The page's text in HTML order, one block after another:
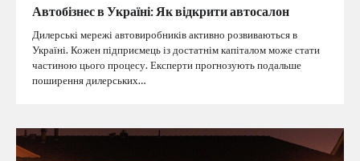
Автобізнес в Україні: Як відкрити автосалон
Дилерські мережі автовиробників активно розвиваються в
Україні. Кожен підприємець із достатнім капіталом може стати
частиною цього процесу. Експерти прогнозують подальше
поширення дилерських…